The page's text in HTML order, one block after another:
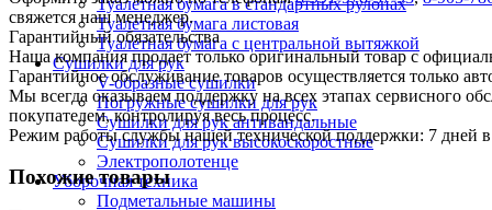
Туалетная бумага в стандартных рулонах
Туалетная бумага листовая
Туалетная бумага с центральной вытяжкой
Сушилки для рук
V-образные сушилки
Погружные сушилки для рук
Сушилки для рук антивандальные
Сушилки для рук высокоскоростные
Электрополотенце
Уборочная техника
Подметальные машины
свяжется наш менеджер.
Гарантийный обязательства
Наша компания продает только оригинальный товар с
Гарантийное обслуживание товаров осуществляется только
Мы всегда оказываем поддержку на всех этапах сервисного
покупателем, контролируя весь процесс.
Режим работы службы нашей технической поддержки: 7 дней
Похожие товары